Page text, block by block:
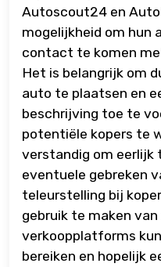
Autoscout24 en
mogelijkheid om hun
contact te komen
Het is belangrijk om
auto te plaatsen en
beschrijving toe te
potentiële kopers te
verstandig om eerlijk
eventuele gebreken
teleurstelling bij
gebruik te maken van
verkoopplatforms
bereiken en hopelijk